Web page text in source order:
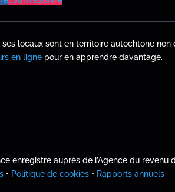
locaux sont en territoire autochtone non
en ligne pour en apprendre davantage.
enregistré auprès de l’Agence du revenu
• Politique de cookies • Rapports annuels